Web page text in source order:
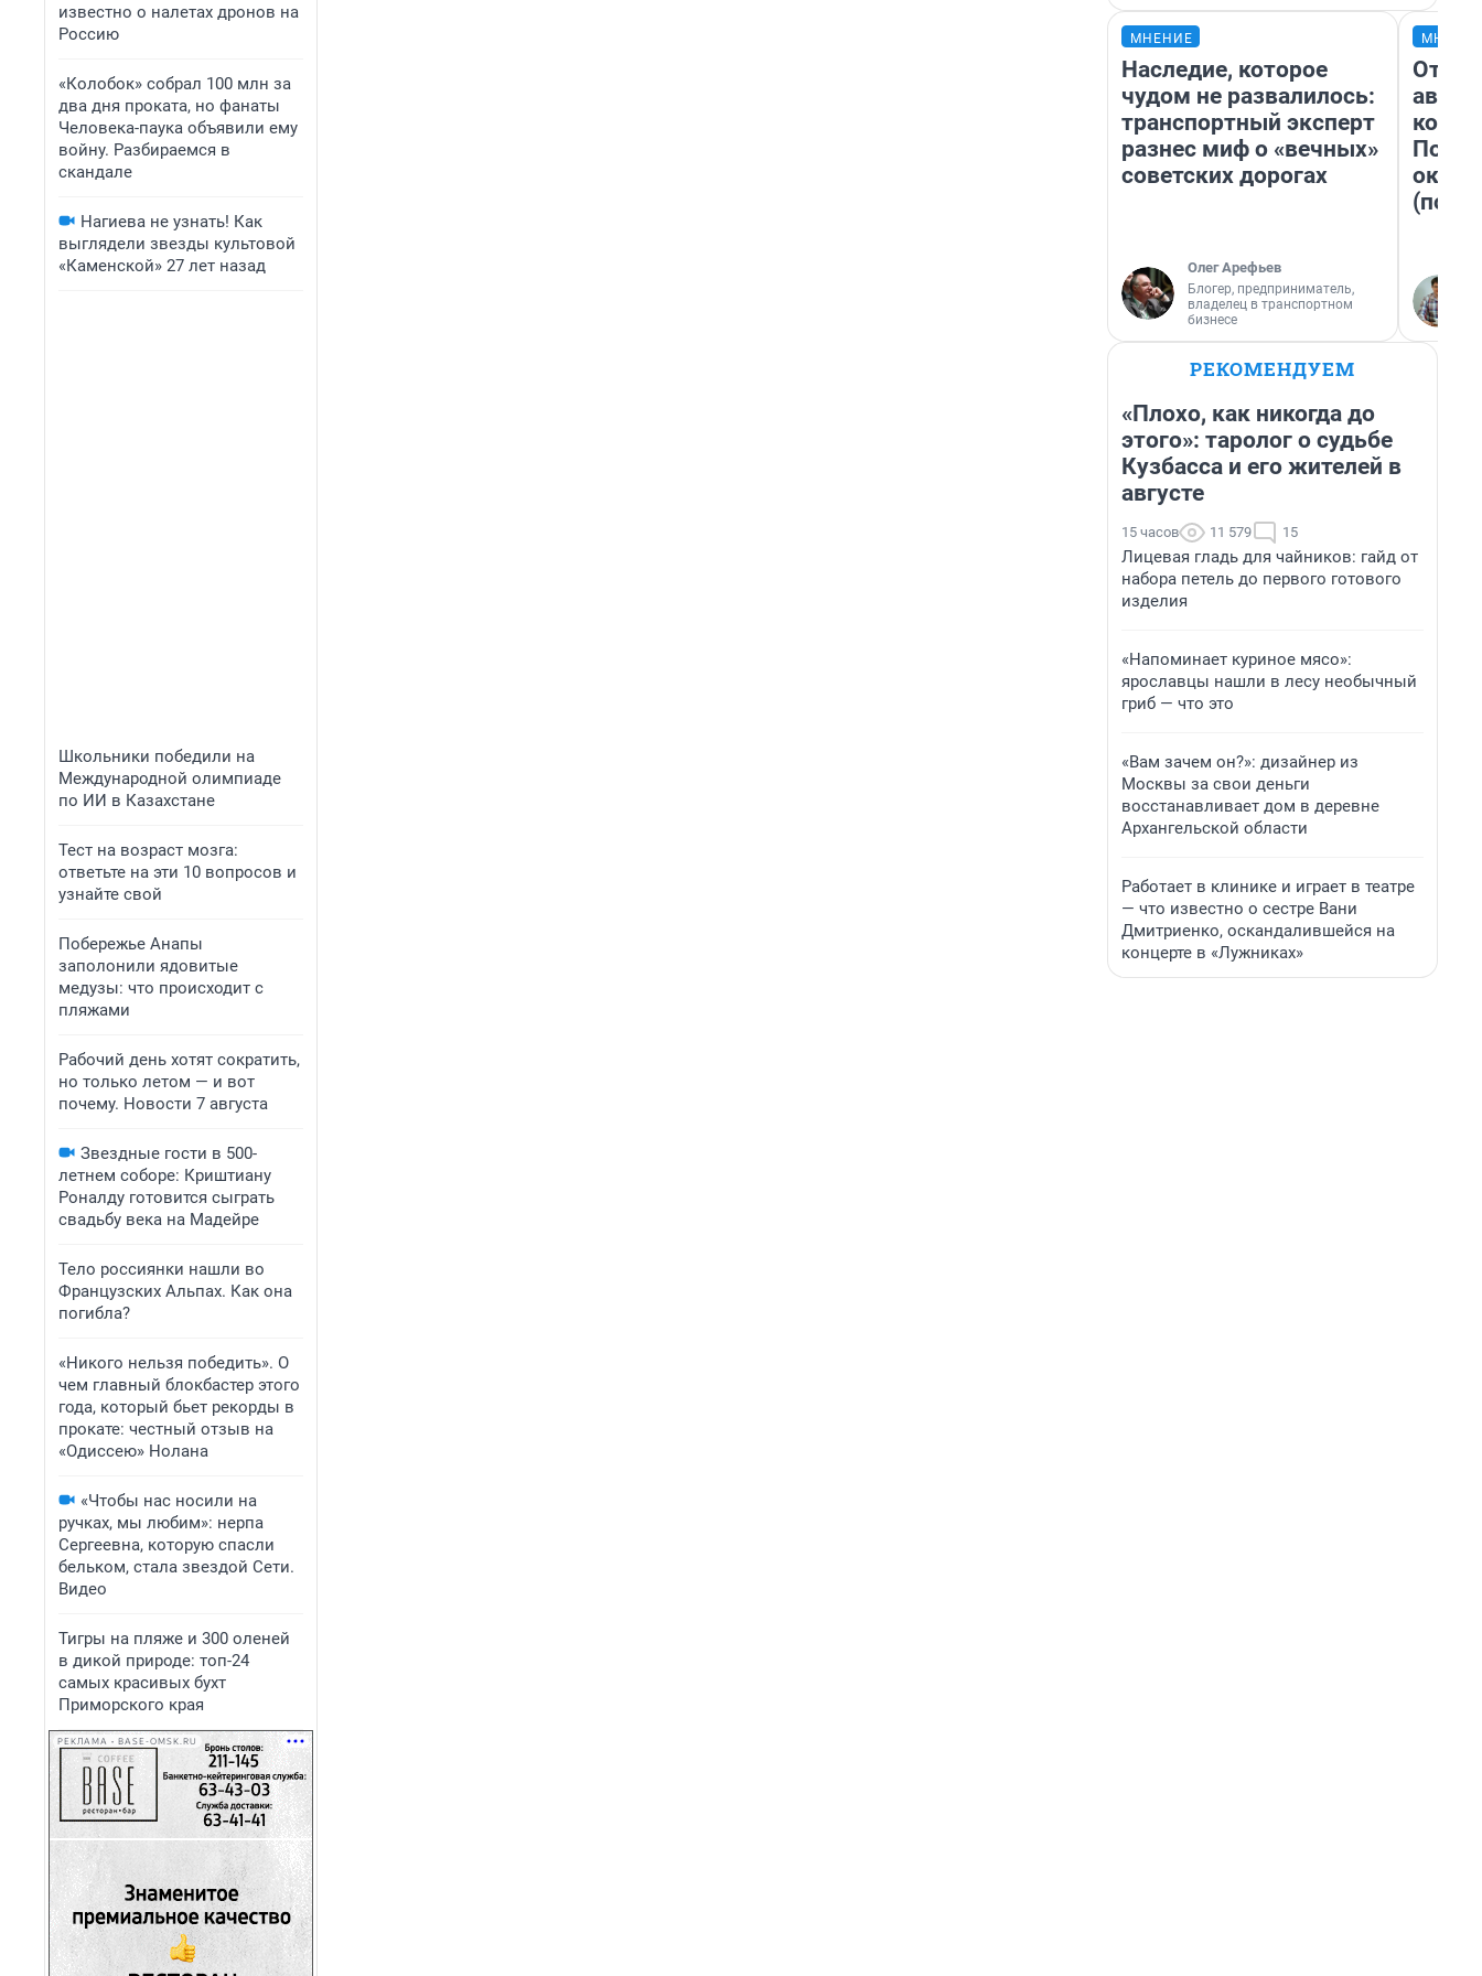
известно о налетах дронов на
Россию
«Колобок» собрал 100 млн за
два дня проката, но фанаты
Человека-паука объявили ему
войну. Разбираемся в
скандале
Нагиева не узнать! Как
выглядели звезды культовой
«Каменской» 27 лет назад
Школьники победили на
Международной олимпиаде
по ИИ в Казахстане
Тест на возраст мозга:
ответьте на эти 10 вопросов и
узнайте свой
Побережье Анапы
заполонили ядовитые
медузы: что происходит с
пляжами
Рабочий день хотят сократить,
но только летом — и вот
почему. Новости 7 августа
Звездные гости в 500-
летнем соборе: Криштиану
Роналду готовится сыграть
свадьбу века на Мадейре
Тело россиянки нашли во
Французских Альпах. Как она
погибла?
«Никого нельзя победить». О
чем главный блокбастер этого
года, который бьет рекорды в
прокате: честный отзыв на
«Одиссею» Нолана
«Чтобы нас носили на
ручках, мы любим»: нерпа
Сергеевна, которую спасли
бельком, стала звездой Сети.
Видео
Тигры на пляже и 300 оленей
в дикой природе: топ-24
самых красивых бухт
Приморского края
РЕКЛАМА • BASE-OMSK.RU
МНЕНИЕ
Наследие, которое
чудом не развалилось:
транспортный эксперт
разнес миф о «вечных»
советских дорогах
Олег Арефьев
Блогер, предприниматель,
владелец в транспортном
бизнесе
От
РЕКОМЕНДУЕМ
«Плохо, как никогда до
этого»: таролог о судьбе
Кузбасса и его жителей в
августе
15 часов 11 579 15
Лицевая гладь для чайников: гайд от
набора петель до первого готового
изделия
«Напоминает куриное мясо»:
ярославцы нашли в лесу необычный
гриб — что это
«Вам зачем он?»: дизайнер из
Москвы за свои деньги
восстанавливает дом в деревне
Архангельской области
Работает в клинике и играет в театре
— что известно о сестре Вани
Дмитриенко, оскандалившейся на
концерте в «Лужниках»